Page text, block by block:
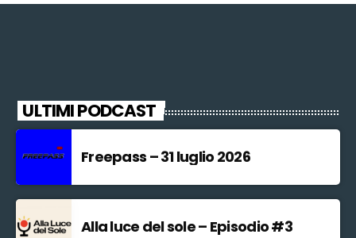
ULTIMI PODCAST
Freepass – 31 luglio 2026
Alla luce del sole – Episodio #3